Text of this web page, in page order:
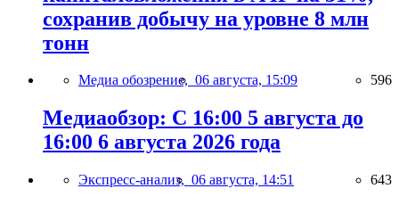
сохранив добычу на уровне 8 млн
тонн
Медиа обозрение, 06 августа, 15:09 596
Медиаобзор: С 16:00 5 августа до
16:00 6 августа 2026 года
Экспресс-анализ, 06 августа, 14:51 643